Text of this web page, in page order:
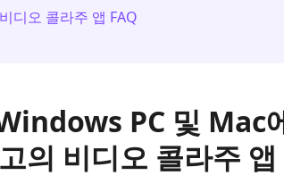
디오 콜라주 앱 FAQ
PC 및 Mac
의 비디오 콜라주 앱